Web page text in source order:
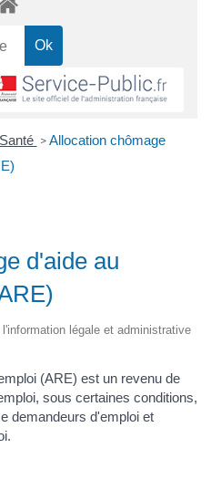
> Allocation chômage
d'aide au
légale et administrative
(ARE) est un revenu de
sous certaines conditions,
demandeurs d'emploi et